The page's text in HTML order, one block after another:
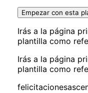
Empezar con esta
Irás a la página
plantilla como
Irás a la página
plantilla como
felicitaciones